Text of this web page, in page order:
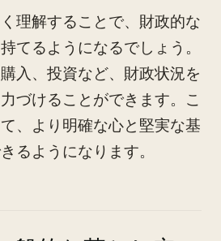
理解することで、財政的な
てるようになるでしょう。
入、投資など、財政状況を
づけることができます。こ
、より明確な心と堅実な基
るようになります。